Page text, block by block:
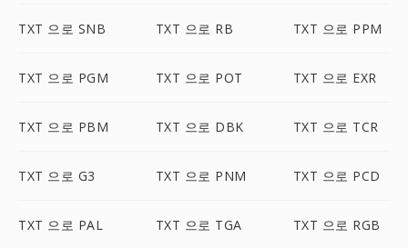
TXT 으로 SNB TXT 으로 RB TXT 으로 PPM
TXT 으로 PGM TXT 으로 POT TXT 으로 EXR
TXT 으로 PBM TXT 으로 DBK TXT 으로 TCR
TXT 으로 G3 TXT 으로 PNM TXT 으로 PCD
TXT 으로 PAL TXT 으로 TGA TXT 으로 RGB